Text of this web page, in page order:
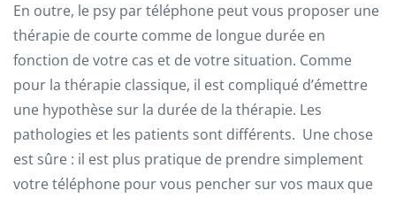
En outre, le psy par téléphone peut vous proposer une
thérapie de courte comme de longue durée en
fonction de votre cas et de votre situation. Comme
pour la thérapie classique, il est compliqué d’émettre
une hypothèse sur la durée de la thérapie. Les
pathologies et les patients sont différents. Une chose
est sûre : il est plus pratique de prendre simplement
votre téléphone pour vous pencher sur vos maux que